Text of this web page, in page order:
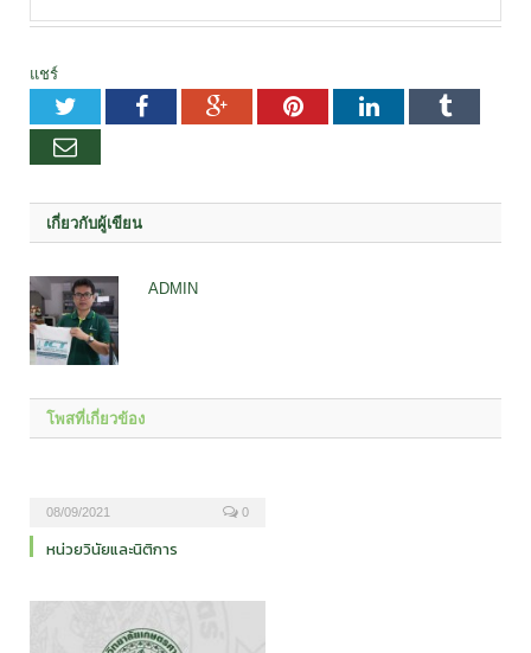
แชร์
TwitterFacebookGoogle+PinterestLinkedInTumblr
อีเมล
เกี่ยวกับผู้เขียน
ADMIN
โพสที่เกี่ยวข้อง
08/09/2021 0
หน่วยวินัยและนิติการ